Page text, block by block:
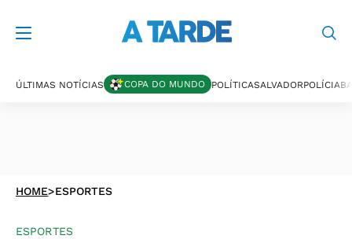
ÚLTIMAS NOTÍCIAS COPA DO MUNDO POLÍTICASALVADORPOLÍCIA
HOME>ESPORTES
ESPORTES